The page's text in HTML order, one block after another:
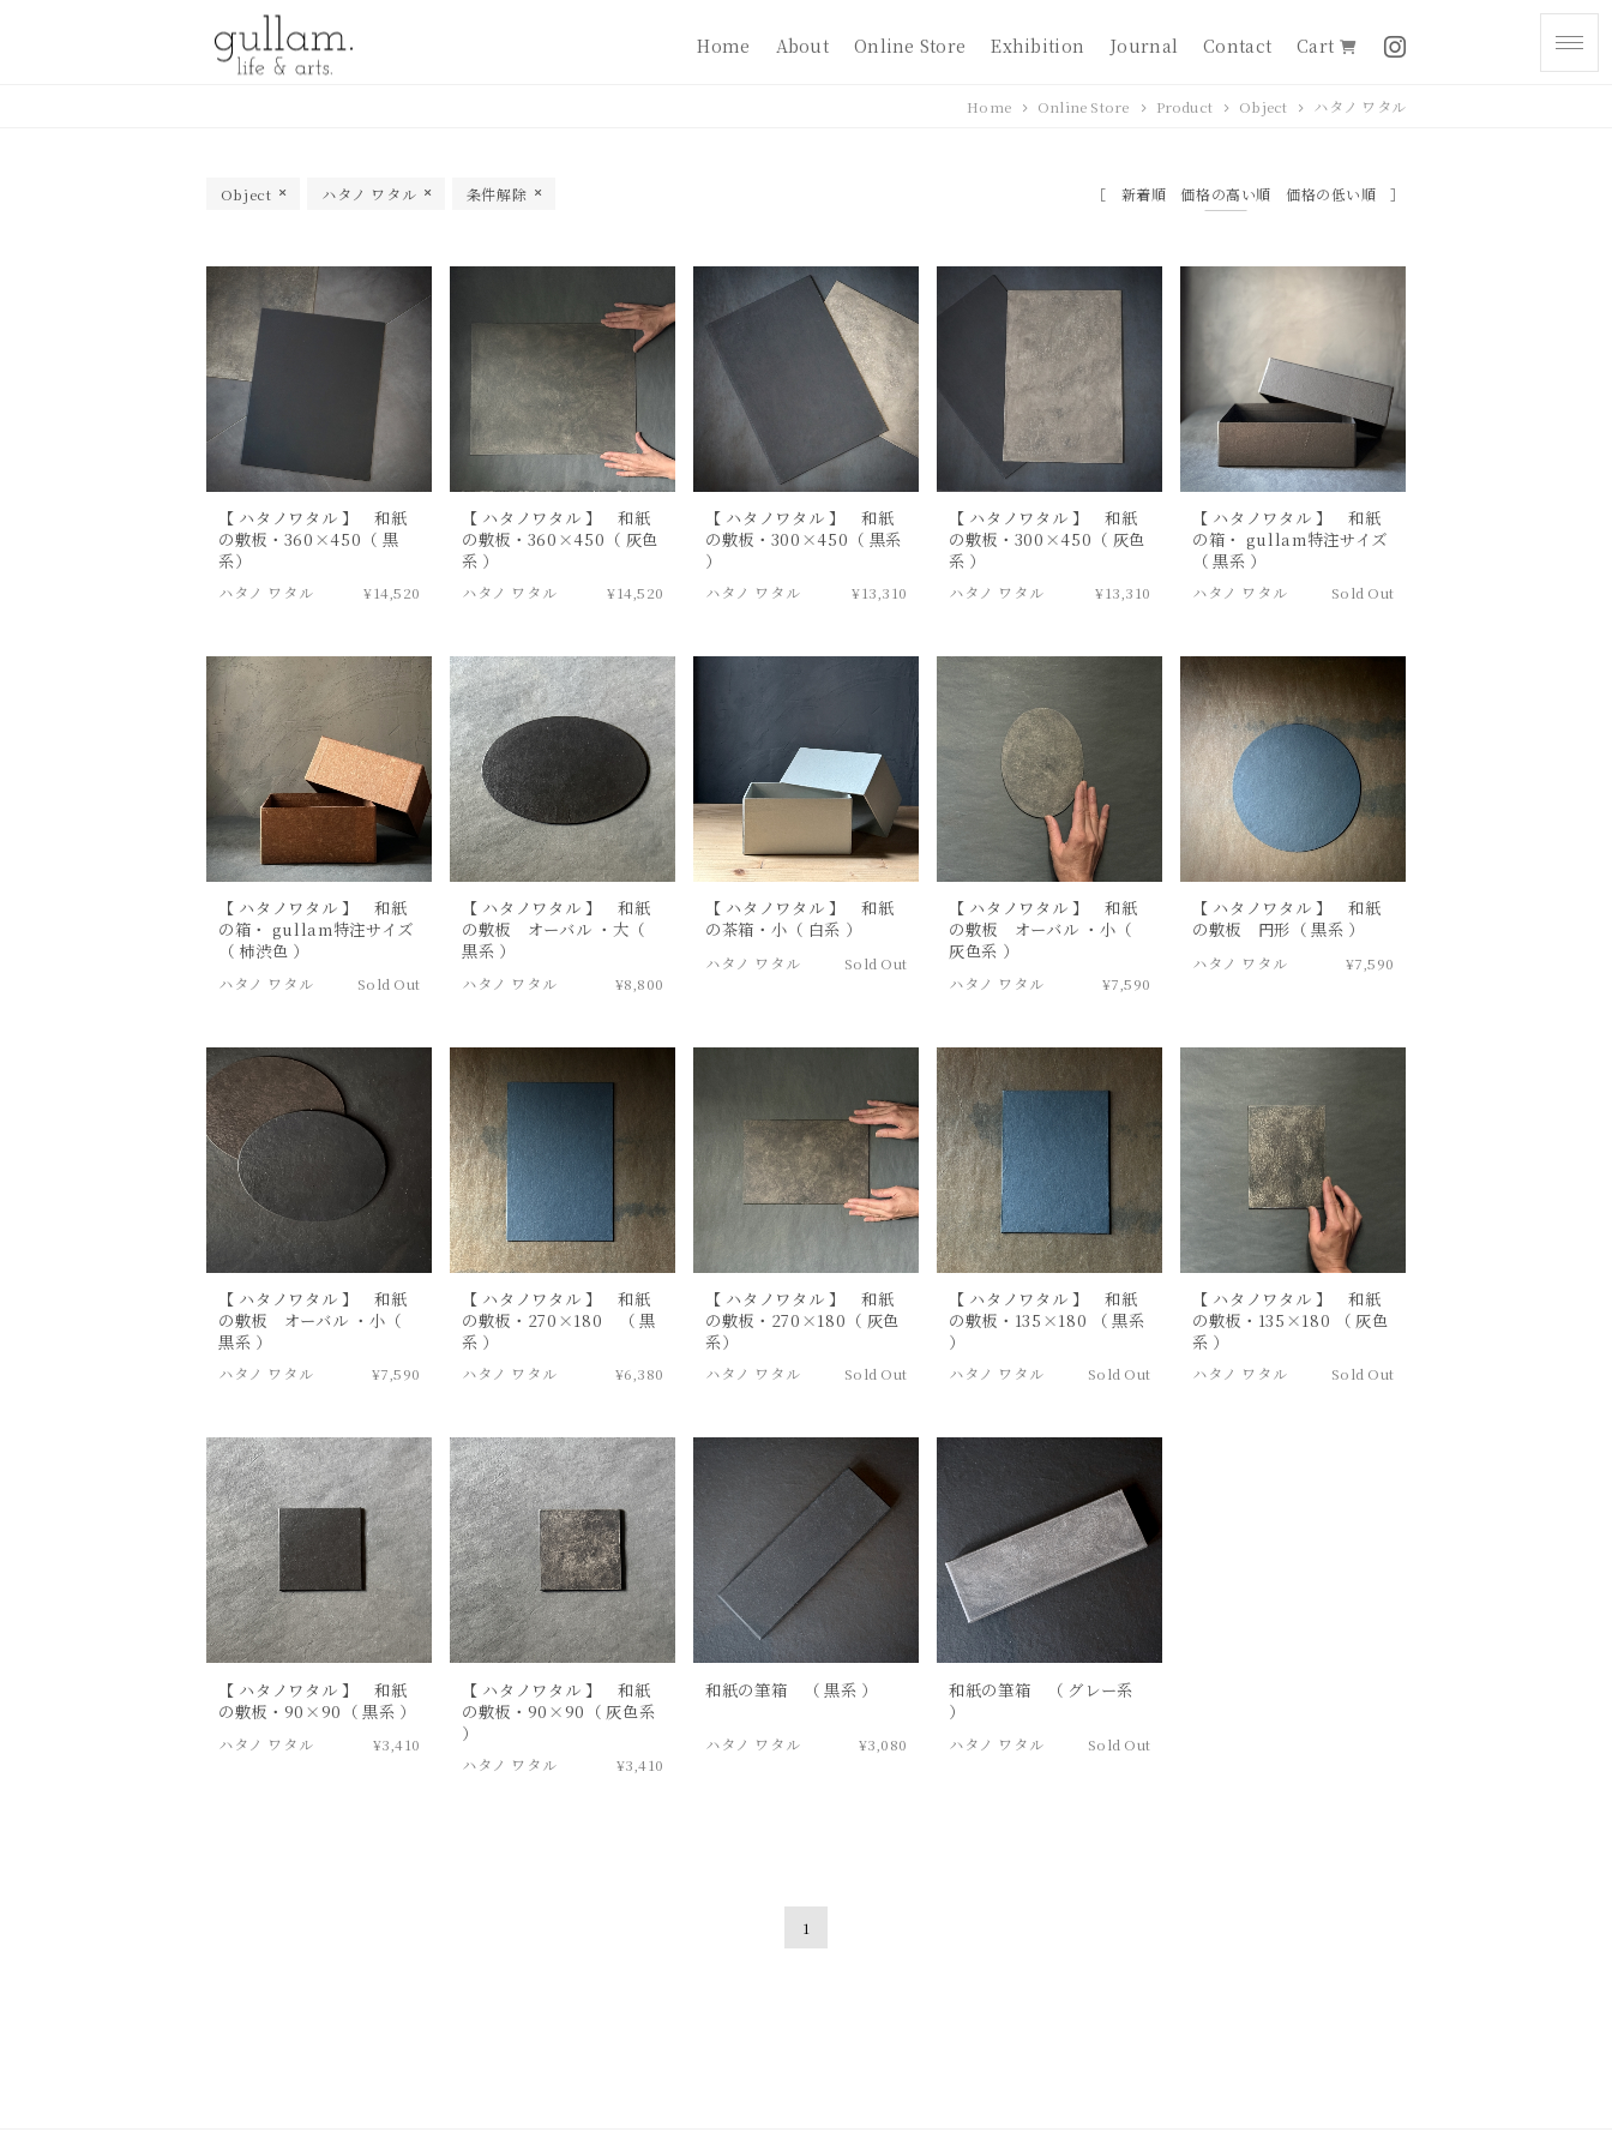
Home About Online Store Exhibition Journal Contact Cart
Home Online Store Product Object ハタノ ワタル
新着順 価格の高い順 価格の低い順
Object ハタノ ワタル 条件解除
【 ハタノワタル 】 和紙
の敷板・360×450（ 黒
系）
ハタノ ワタル ¥14,520
【 ハタノワタル 】 和紙
の敷板・360×450（ 灰色
系 ）
ハタノ ワタル ¥14,520
【 ハタノワタル 】 和紙
の敷板・300×450（ 黒系
）
ハタノ ワタル ¥13,310
【 ハタノワタル 】 和紙
の敷板・300×450（ 灰色
系 ）
ハタノ ワタル ¥13,310
【 ハタノワタル 】 和紙
の箱・ gullam特注サイズ
（ 黒系 ）
ハタノ ワタル Sold Out
【 ハタノワタル 】 和紙
の箱・ gullam特注サイズ
（ 柿渋色 ）
ハタノ ワタル Sold Out
【 ハタノワタル 】 和紙
の敷板 オーバル ・大（
黒系 ）
ハタノ ワタル ¥8,800
【 ハタノワタル 】 和紙
の茶箱・小（ 白系 ）
ハタノ ワタル Sold Out
【 ハタノワタル 】 和紙
の敷板 オーバル ・小（
灰色系 ）
ハタノ ワタル ¥7,590
【 ハタノワタル 】 和紙
の敷板 円形（ 黒系 ）
ハタノ ワタル ¥7,590
【 ハタノワタル 】 和紙
の敷板 オーバル ・小（
黒系 ）
ハタノ ワタル ¥7,590
【 ハタノワタル 】 和紙
の敷板・270×180 （ 黒
系 ）
ハタノ ワタル ¥6,380
【 ハタノワタル 】 和紙
の敷板・270×180（ 灰色
系）
ハタノ ワタル Sold Out
【 ハタノワタル 】 和紙
の敷板・135×180 （ 黒系
）
ハタノ ワタル Sold Out
【 ハタノワタル 】 和紙
の敷板・135×180 （ 灰色
系 ）
ハタノ ワタル Sold Out
【 ハタノワタル 】 和紙
の敷板・90×90（ 黒系 ）
ハタノ ワタル ¥3,410
【 ハタノワタル 】 和紙
の敷板・90×90（ 灰色系
）
ハタノ ワタル ¥3,410
和紙の筆箱 （ 黒系 ）
ハタノ ワタル ¥3,080
和紙の筆箱 （ グレー系
）
ハタノ ワタル Sold Out
1